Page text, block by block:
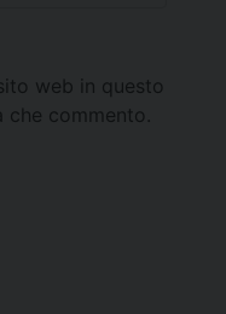
web in questo
commento.